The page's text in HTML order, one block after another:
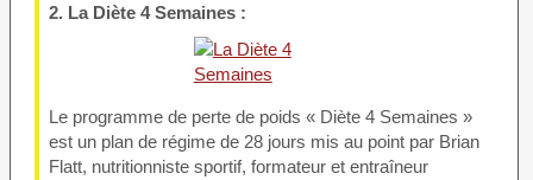
2. La Diète 4 Semaines :
Le programme de perte de poids « Diète 4 Semaines »
est un plan de régime de 28 jours mis au point par Brian
Flatt, nutritionniste sportif, formateur et entraîneur